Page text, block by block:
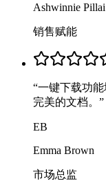
Ashwinnie Pillai
销售赋能
“一键下载功
完美的文档。 ”
EB
Emma Brown
市场总监